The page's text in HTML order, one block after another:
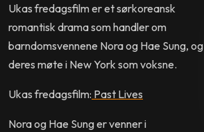
Ukas fredagsfilm er et sørkoreansk
romantisk drama som handler om
barndomsvennene Nora og Hae Sung, og
deres møte i New York som voksne.
Ukas fredagsfilm: Past Lives
Nora og Hae Sung er venner i